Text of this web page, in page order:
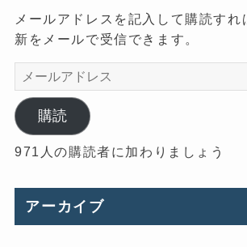
メールアドレスを記入して購読すれ
新をメールで受信できます。
ー
ル
ア
ド
ス
購読
971人の購読者に加わりましょう
アーカイブ